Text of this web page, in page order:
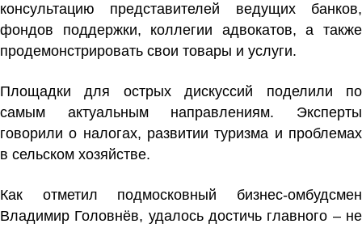
консультацию представителей ведущих банков,
фондов поддержки, коллегии адвокатов, а также
продемонстрировать свои товары и услуги.
Площадки для острых дискуссий поделили по
самым актуальным направлениям. Эксперты
говорили о налогах, развитии туризма и проблемах
в сельском хозяйстве.
Как отметил подмосковный бизнес-омбудсмен
Владимир Головнёв, удалось достичь главного – не